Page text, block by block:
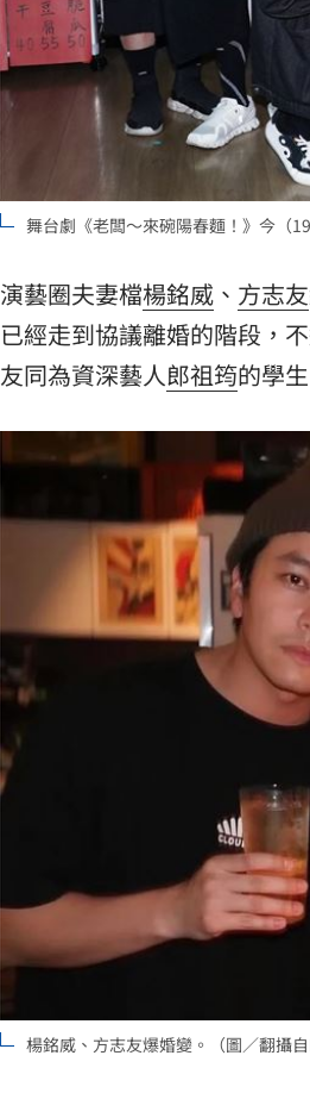
舞台劇《老闆～來碗陽春麵！》今（
演藝圈夫妻檔楊銘威 、 方志友
已經走到協議離婚的階段，
友同為資深藝人郎祖筠的學
楊銘威、方志友爆婚變。（圖／翻攝自